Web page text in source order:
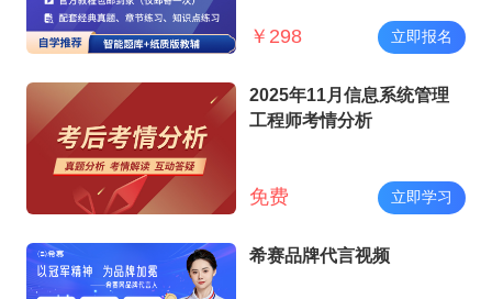
￥ 298 立即报名
2025年11月信息系统管理
工程师考情分析
免费 立即学习
希赛品牌代言视频